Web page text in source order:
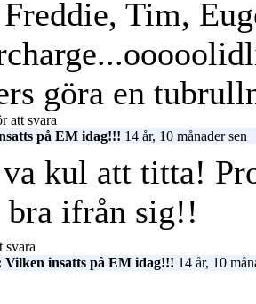
Tim,
göra en
att svara
på EM idag!!! 14 år, 10 månader sen
va kul att titta!
ifrån sig!!
svara
Vilken insatts på EM idag!!! 14 år, 10